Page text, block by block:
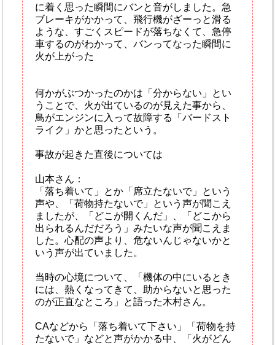
に着く思った瞬間にバンと音がしました。急
ブレーキがかかって、飛行機がざーっと滑る
ような、すごくスピードが落ちなくて、急停
車するのがわかって、バンってなった瞬間に
火が上がった
何かがぶつかったのかは「分からない」とい
うことで、火が出ているのが見えた事から、
鳥がエンジンに入って故障する「バードスト
ライク」かと思ったという。
事故が起きた直後については
山本さん：
「落ち着いて」とか「席立たないで」という
声や、「荷物持たないで」という声が聞こえ
ましたが、「どこが開くんだ」、「どこから
出られるんだだろう」みたいな声が聞こえま
した。心配の声より、危ないんじゃないかと
いう声が出ていました。
当時の心境について、「機体の中にいるとき
には、熱くなってきて、助からないと思った
のが正直なところ」と語った木村さん。
CAなどから「落ち着いて下さい」「荷物を持
たないで」などと声がかかる中、「火がどん